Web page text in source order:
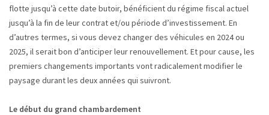
flotte jusqu’à cette date butoir, bénéficient du régime fiscal actuel
jusqu’à la fin de leur contrat et/ou période d’investissement. En
d’autres termes, si vous devez changer des véhicules en 2024 ou
2025, il serait bon d’anticiper leur renouvellement. Et pour cause, les
premiers changements importants vont radicalement modifier le
paysage durant les deux années qui suivront.
Le début du grand chambardement